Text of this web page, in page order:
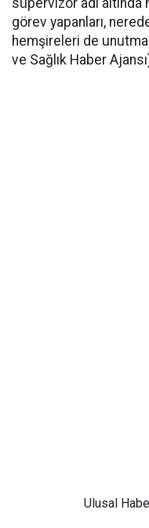
süpervizör adı altında
görev yapanları,
hemşireleri de
ve Sağlık Haber
Ulusal